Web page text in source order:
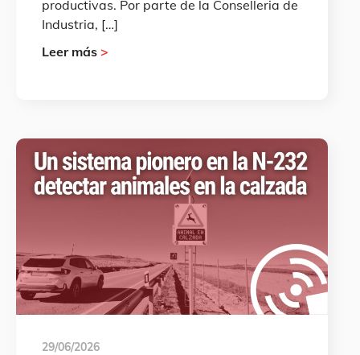
productivas. Por parte de la Conselleria de
Industria, […]
Leer más >
29/06/2026